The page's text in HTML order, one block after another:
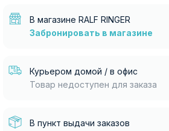
В магазине RALF RINGER
Забронировать в магазине
Курьером домой / в офис
Товар недоступен для заказа
В пункт выдачи заказов